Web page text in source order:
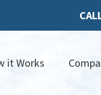
it Works